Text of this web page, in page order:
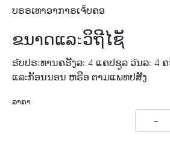
ບຣຣເທາອາກາຣເຈ็ບຄອ
ຂນາດແລะວິຖີໄຊັ
ຣัບປຣะທານຄຣัັງລะ 4 ແຄປຊູລ ວัນລะ 4
ແລะກັອນນອນ ຫຣືອ ຕາມແພທຢສัັງ
ລາຄາ
-